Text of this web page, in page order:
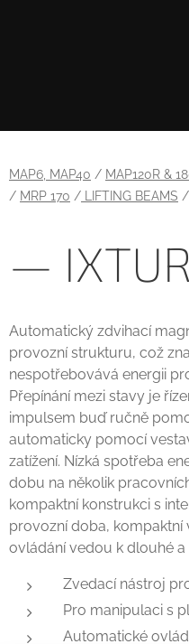
MAP6, MAP40 / MAP120R &
/ MRP 170 / LIFTING BEAMS /
—
Automatický zdvihací
provozní strukturu, což
nespotřebovává energii
Přepínání mezi stavy je
impulsem buď ručně
automaticky pomocí
zatížení. Nízká spotřeba
dobu na několik
kompaktní konstrukci s
provozní doba, kompaktní
ovládání vedou k dlouhé
Zvedací nástroj
Pro manipulaci s
Automatické